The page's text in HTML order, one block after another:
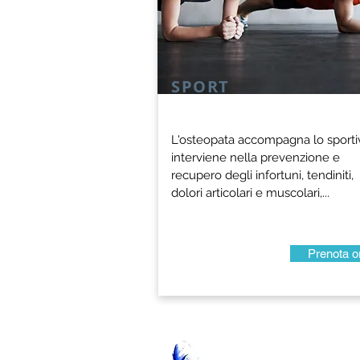
SPORT
L'osteopata accompagna lo
interviene nella prevenzione e
recupero degli infortuni, tendiniti,
dolori articolari e muscolari,...
Prenota
SPORT
L'osteopata accompagna lo
interviene nella prevenzione e
recupero degli infortuni, tendiniti,
dolori articolari e muscolari,...
Prenota